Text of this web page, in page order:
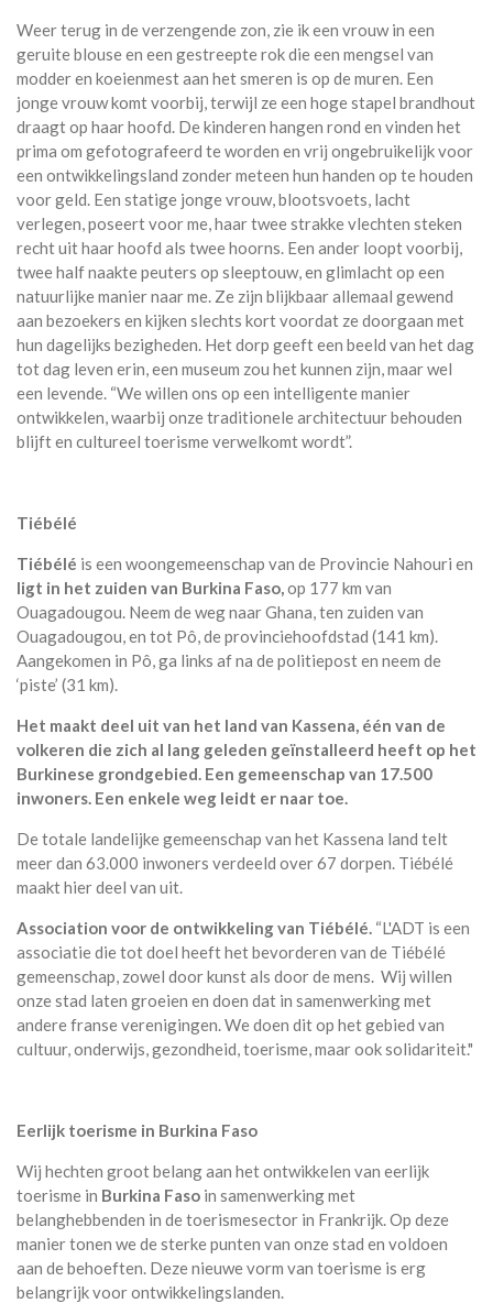
Weer terug in de verzengende zon, zie ik een vrouw in een
geruite blouse en een gestreepte rok die een mengsel van
modder en koeienmest aan het smeren is op de muren. Een
jonge vrouw komt voorbij, terwijl ze een hoge stapel brandhout
draagt op haar hoofd. De kinderen hangen rond en vinden het
prima om gefotografeerd te worden en vrij ongebruikelijk voor
een ontwikkelingsland zonder meteen hun handen op te houden
voor geld. Een statige jonge vrouw, blootsvoets, lacht
verlegen, poseert voor me, haar twee strakke vlechten steken
recht uit haar hoofd als twee hoorns. Een ander loopt voorbij,
twee half naakte peuters op sleeptouw, en glimlacht op een
natuurlijke manier naar me. Ze zijn blijkbaar allemaal gewend
aan bezoekers en kijken slechts kort voordat ze doorgaan met
hun dagelijks bezigheden. Het dorp geeft een beeld van het dag
tot dag leven erin, een museum zou het kunnen zijn, maar wel
een levende. “We willen ons op een intelligente manier
ontwikkelen, waarbij onze traditionele architectuur behouden
blijft en cultureel toerisme verwelkomt wordt”.
Tiébélé
Tiébélé is een woongemeenschap van de Provincie Nahouri en
ligt in het zuiden van Burkina Faso,op 177 km van
Ouagadougou. Neem de weg naar Ghana, ten zuiden van
Ouagadougou, en tot Pô, de provinciehoofdstad (141 km).
Aangekomen in Pô, ga links af na de politiepost en neem de
‘piste’ (31 km).
Het maakt deel uit van het land van Kassena, één van de
volkeren die zich al lang geleden geïnstalleerd heeft op het
Burkinese grondgebied. Een gemeenschap van 17.500
inwoners. Een enkele weg leidt er naar toe.
De totale landelijke gemeenschap van het Kassena land telt
meer dan 63.000 inwoners verdeeld over 67 dorpen. Tiébélé
maakt hier deel van uit.
Association voor de ontwikkeling van Tiébélé. “L'ADT is een
associatie die tot doel heeft het bevorderen van de Tiébélé
gemeenschap, zowel door kunst als door de mens. Wij willen
onze stad laten groeien en doen dat in samenwerking met
andere franse verenigingen. We doen dit op het gebied van
cultuur, onderwijs, gezondheid, toerisme, maar ook solidariteit."
Eerlijk toerisme in Burkina Faso
Wij hechten groot belang aan het ontwikkelen van eerlijk
toerisme in Burkina Faso in samenwerking met
belanghebbenden in de toerismesector in Frankrijk. Op deze
manier tonen we de sterke punten van onze stad en voldoen
aan de behoeften. Deze nieuwe vorm van toerisme is erg
belangrijk voor ontwikkelingslanden.